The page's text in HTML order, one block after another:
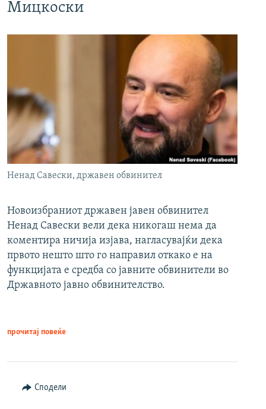
Мицкоски
Ненад Савески, државен обвинител
Новоизбраниот државен јавен обвинител
Ненад Савески вели дека никогаш нема да
коментира ничија изјава, нагласувајќи дека
првото нешто што го направил откако е на
функцијата е средба со јавните обвинители во
Државното јавно обвинителство.
прочитај повеќе
Сподели